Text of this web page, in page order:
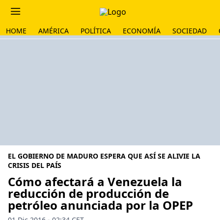
HOME AMÉRICA POLÍTICA ECONOMÍA SOCIEDAD
EL GOBIERNO DE MADURO ESPERA QUE ASÍ SE ALIVIE LA
CRISIS DEL PAÍS
Cómo afectará a Venezuela la
reducción de producción de
petróleo anunciada por la OPEP